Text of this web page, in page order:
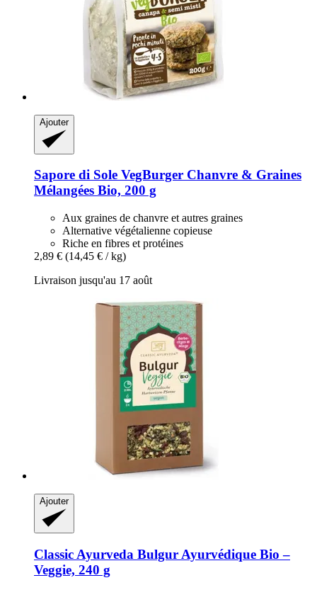
Ajouter
Sapore di Sole VegBurger Chanvre & Graines
Mélangées Bio, 200 g
Aux graines de chanvre et autres graines
Alternative végétalienne copieuse
Riche en fibres et protéines
2,89 € (14,45 € / kg)
Livraison jusqu'au 17 août
Ajouter
Classic Ayurveda Bulgur Ayurvédique Bio –
Veggie, 240 g